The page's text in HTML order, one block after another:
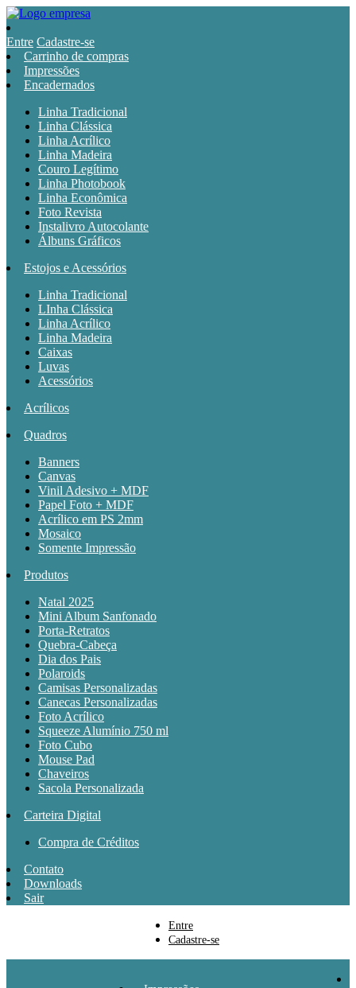
Entre Cadastre-se
Carrinho de compras
Impressões
Encadernados
Linha Tradicional
Linha Clássica
Linha Acrílico
Linha Madeira
Couro Legítimo
Linha Photobook
Linha Econômica
Foto Revista
Instalivro Autocolante
Álbuns Gráficos
Estojos e Acessórios
Linha Tradicional
LInha Clássica
Linha Acrílico
Linha Madeira
Caixas
Luvas
Acessórios
Acrílicos
Quadros
Banners
Canvas
Vinil Adesivo + MDF
Papel Foto + MDF
Acrílico em PS 2mm
Mosaico
Somente Impressão
Produtos
Natal 2025
Mini Album Sanfonado
Porta-Retratos
Quebra-Cabeça
Dia dos Pais
Polaroids
Camisas Personalizadas
Canecas Personalizadas
Foto Acrílico
Squeeze Alumínio 750 ml
Foto Cubo
Mouse Pad
Chaveiros
Sacola Personalizada
Carteira Digital
Compra de Créditos
Contato
Downloads
Sair
Entre
Cadastre-se